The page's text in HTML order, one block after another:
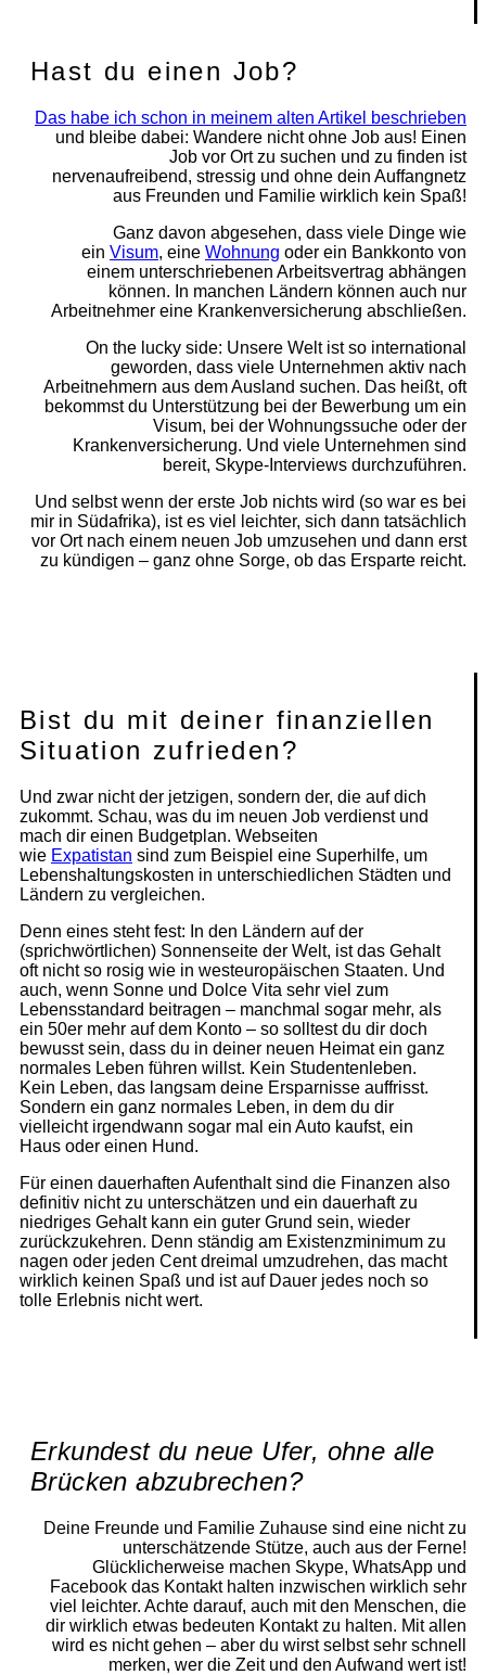
Hast du einen Job?
Das habe ich schon in meinem alten Artikel beschrieben
und bleibe dabei: Wandere nicht ohne Job aus! Einen
Job vor Ort zu suchen und zu finden ist
nervenaufreibend, stressig und ohne dein Auffangnetz
aus Freunden und Familie wirklich kein Spaß!
Ganz davon abgesehen, dass viele Dinge wie
ein Visum, eine Wohnung oder ein Bankkonto von
einem unterschriebenen Arbeitsvertrag abhängen
können. In manchen Ländern können auch nur
Arbeitnehmer eine Krankenversicherung abschließen.
On the lucky side: Unsere Welt ist so international
geworden, dass viele Unternehmen aktiv nach
Arbeitnehmern aus dem Ausland suchen. Das heißt, oft
bekommst du Unterstützung bei der Bewerbung um ein
Visum, bei der Wohnungssuche oder der
Krankenversicherung. Und viele Unternehmen sind
bereit, Skype-Interviews durchzuführen.
Und selbst wenn der erste Job nichts wird (so war es bei
mir in Südafrika), ist es viel leichter, sich dann tatsächlich
vor Ort nach einem neuen Job umzusehen und dann erst
zu kündigen – ganz ohne Sorge, ob das Ersparte reicht.
Bist du mit deiner finanziellen
Situation zufrieden?
Und zwar nicht der jetzigen, sondern der, die auf dich
zukommt. Schau, was du im neuen Job verdienst und
mach dir einen Budgetplan. Webseiten
wie Expatistan sind zum Beispiel eine Superhilfe, um
Lebenshaltungskosten in unterschiedlichen Städten und
Ländern zu vergleichen.
Denn eines steht fest: In den Ländern auf der
(sprichwörtlichen) Sonnenseite der Welt, ist das Gehalt
oft nicht so rosig wie in westeuropäischen Staaten. Und
auch, wenn Sonne und Dolce Vita sehr viel zum
Lebensstandard beitragen – manchmal sogar mehr, als
ein 50er mehr auf dem Konto – so solltest du dir doch
bewusst sein, dass du in deiner neuen Heimat ein ganz
normales Leben führen willst. Kein Studentenleben.
Kein Leben, das langsam deine Ersparnisse auffrisst.
Sondern ein ganz normales Leben, in dem du dir
vielleicht irgendwann sogar mal ein Auto kaufst, ein
Haus oder einen Hund.
Für einen dauerhaften Aufenthalt sind die Finanzen also
definitiv nicht zu unterschätzen und ein dauerhaft zu
niedriges Gehalt kann ein guter Grund sein, wieder
zurückzukehren. Denn ständig am Existenzminimum zu
nagen oder jeden Cent dreimal umzudrehen, das macht
wirklich keinen Spaß und ist auf Dauer jedes noch so
tolle Erlebnis nicht wert.
Erkundest du neue Ufer, ohne alle
Brücken abzubrechen?
Deine Freunde und Familie Zuhause sind eine nicht zu
unterschätzende Stütze, auch aus der Ferne!
Glücklicherweise machen Skype, WhatsApp und
Facebook das Kontakt halten inzwischen wirklich sehr
viel leichter. Achte darauf, auch mit den Menschen, die
dir wirklich etwas bedeuten Kontakt zu halten. Mit allen
wird es nicht gehen – aber du wirst selbst sehr schnell
merken, wer die Zeit und den Aufwand wert ist!